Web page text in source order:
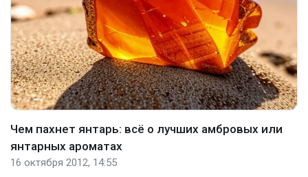
Чем пахнет янтарь: всё о лучших амбровых или
янтарных ароматах
16 октября 2012, 14:55